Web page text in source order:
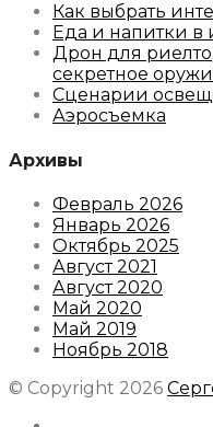
Как выбрать
Еда и напитки в
Дрон для
секретное
Сценарии
Аэросъемка
Архивы
Февраль 2026
Январь 2026
Октябрь 2025
Август 2021
Август 2020
Май 2020
Май 2019
Ноябрь 2018
© Copyright 2026